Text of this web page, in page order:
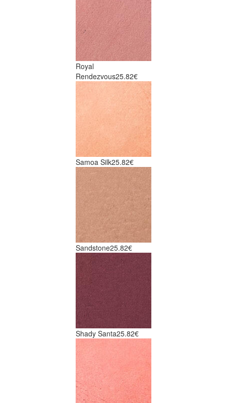
Royal
Rendezvous25.82€
Samoa Silk25.82€
Sandstone25.82€
Shady Santa25.82€